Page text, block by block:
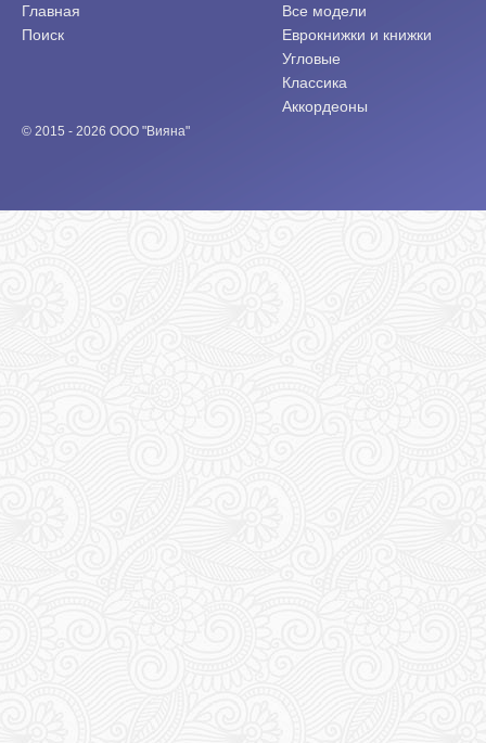
Главная
Поиск
Все модели
Еврокнижки и книжки
Угловые
Классика
Аккордеоны
© 2015 - 2026 ООО "Вияна"